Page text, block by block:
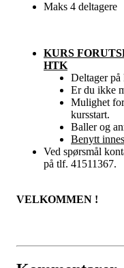
Maks 4 deltagere
KURS
HTK
Deltager
Er du ikke
Mulighet
kursstart.
Baller og
Benytt
Ved spørsmål
på tlf. 41511367.
VELKOMMEN !